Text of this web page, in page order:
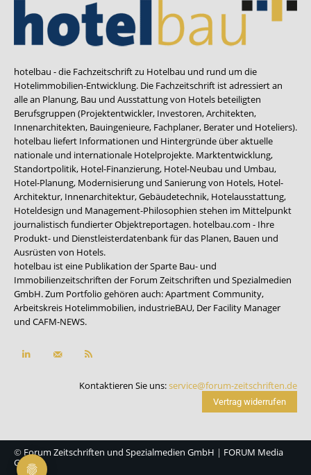
hotelbau - die Fachzeitschrift zu Hotelbau und rund um die
Hotelimmobilien-Entwicklung. Die Fachzeitschrift ist adressiert an
alle an Planung, Bau und Ausstattung von Hotels beteiligten
Berufsgruppen (Projektentwickler, Investoren, Architekten,
Innenarchitekten, Bauingenieure, Fachplaner, Berater und Hoteliers).
hotelbau liefert Informationen und Hintergründe über aktuelle
nationale und internationale Hotelprojekte. Marktentwicklung,
Standortpolitik, Hotel-Finanzierung, Hotel-Neubau und Umbau,
Hotel-Planung, Modernisierung und Sanierung von Hotels, Hotel-
Architektur, Innenarchitektur, Gebäudetechnik, Hotelausstattung,
Hoteldesign und Management-Philosophien stehen im Mittelpunkt
journalistisch fundierter Objektreportagen. hotelbau.com - Ihre
Produkt- und Dienstleisterdatenbank für das Planen, Bauen und
Ausrüsten von Hotels.
hotelbau ist eine Publikation der Sparte Bau- und
Immobilienzeitschriften der Forum Zeitschriften und Spezialmedien
GmbH. Zum Portfolio gehören auch:Apartment Community,
Arbeitskreis Hotelimmobilien, industrieBAU, Der Facility Manager
und CAFM-NEWS.
Kontaktieren Sie uns:service@forum-zeitschriften.de
Vertrag widerrufen
© Forum Zeitschriften und Spezialmedien GmbH | FORUM Media
Group